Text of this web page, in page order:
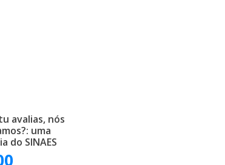
avalias, nós
uma
do SINAES